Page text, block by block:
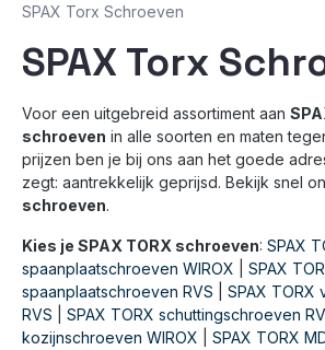
SPAX Torx Schroeven
SPAX Torx
Voor een uitgebreid assortiment aan
schroeven in alle soorten en maten
prijzen ben je bij ons aan het goede
zegt: aantrekkelijk geprijsd. Bekijk snel
schroeven.
Kies je SPAX TORX schroeven: SPAX
spaanplaatschroeven WIROX
SPAX
spaanplaatschroeven RVS
SPAX TORX
RVS
SPAX TORX schuttingschroeven
kozijnschroeven WIROX
SPAX TORX